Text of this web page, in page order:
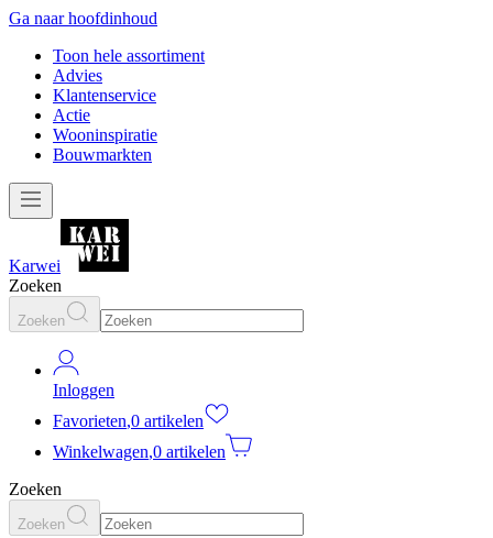
Ga naar hoofdinhoud
Toon hele assortiment
Advies
Klantenservice
Actie
Wooninspiratie
Bouwmarkten
Karwei
Zoeken
Zoeken
Inloggen
Favorieten,0 artikelen
Winkelwagen,0 artikelen
Zoeken
Zoeken